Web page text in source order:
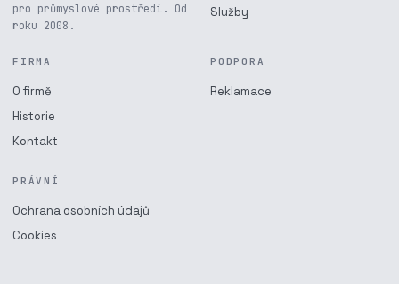
pro průmyslové prostředí. Od
roku 2008.
Služby
FIRMA
O firmě
Historie
Kontakt
PODPORA
Reklamace
PRÁVNÍ
Ochrana osobních údajů
Cookies